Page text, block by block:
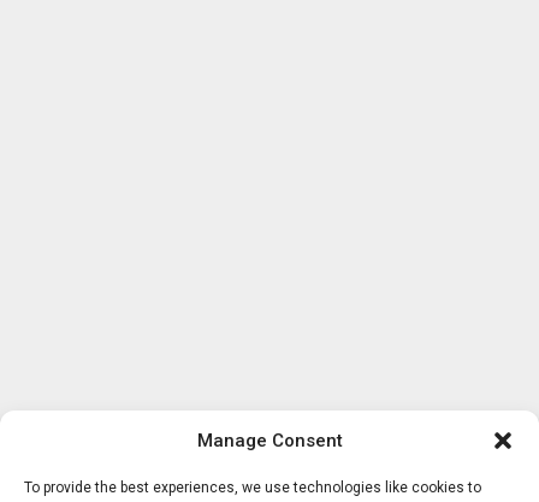
Manage Consent
To provide the best experiences, we use technologies like cookies to